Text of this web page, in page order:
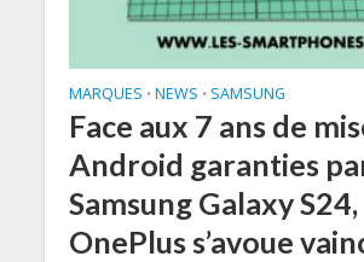
MARQUES • NEWS • SAMSUNG
Face aux 7 ans de
Android garanties
Samsung Galaxy S24,
OnePlus s’avoue